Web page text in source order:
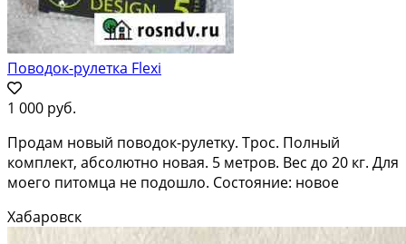
Поводок-рулетка Flexi
1 000 руб.
Продам новый поводок-рулетку. Трос. Полный
комплект, абсолютно новая. 5 метров. Вес до 20 кг. Для
моего питомца не подошло. Состояние: новое
Хабаровск